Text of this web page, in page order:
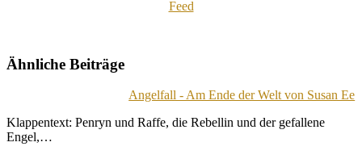
Ähnliche Beiträge
Angelfall - Am Ende der Welt von Susan Ee
Klappentext: Penryn und Raffe, die Rebellin und der gefallene
Engel,…